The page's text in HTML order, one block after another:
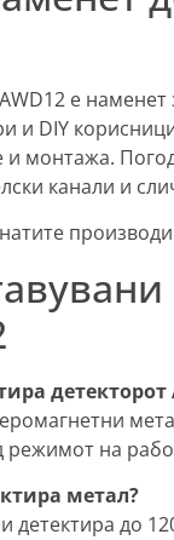
е
и DIY
монтажа.
канали и
производи
детекторот
режимот на
метал?
детектира до